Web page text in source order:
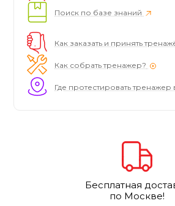
Поиск по базе знаний
Как заказать и принять
Как собрать тренажер?
Где протестировать тренажер
Бесплатная
по Москве!